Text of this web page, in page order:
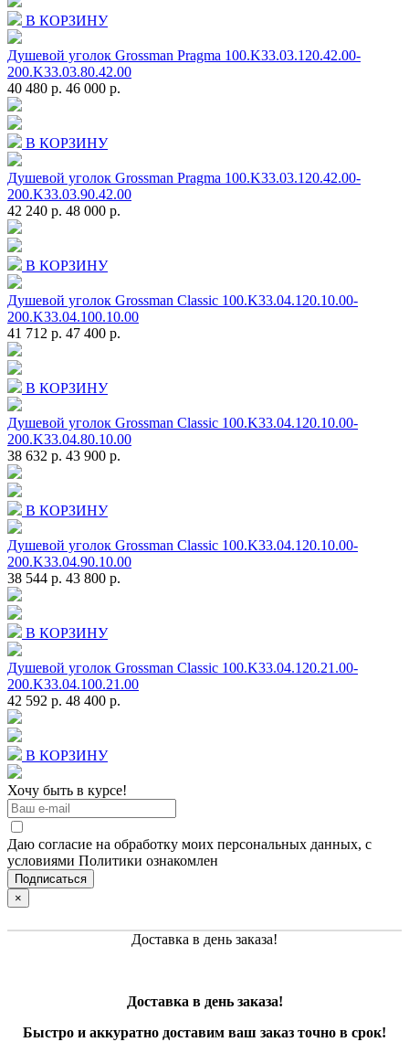
В КОРЗИНУ
Душевой уголок Grossman Pragma 100.K33.03.120.42.00-
200.K33.03.80.42.00
40 480 р. 46 000 р.
В КОРЗИНУ
Душевой уголок Grossman Pragma 100.K33.03.120.42.00-
200.K33.03.90.42.00
42 240 р. 48 000 р.
В КОРЗИНУ
Душевой уголок Grossman Classic 100.K33.04.120.10.00-
200.K33.04.100.10.00
41 712 р. 47 400 р.
В КОРЗИНУ
Душевой уголок Grossman Classic 100.K33.04.120.10.00-
200.K33.04.80.10.00
38 632 р. 43 900 р.
В КОРЗИНУ
Душевой уголок Grossman Classic 100.K33.04.120.10.00-
200.K33.04.90.10.00
38 544 р. 43 800 р.
В КОРЗИНУ
Душевой уголок Grossman Classic 100.K33.04.120.21.00-
200.K33.04.100.21.00
42 592 р. 48 400 р.
В КОРЗИНУ
Хочу быть в курсе!
Даю согласие на обработку моих персональных данных, с
условиями Политики ознакомлен
×
Доставка в день заказа!
Доставка в день заказа!
Быстро и аккуратно доставим ваш заказ точно в срок!